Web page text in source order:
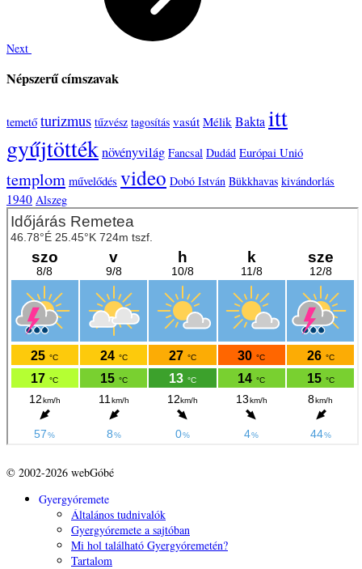
Next
Népszerű címszavak
temető turizmus tűzvész tagosítás vasút Mélik Bakta itt
gyűjtöttéknövényvilág Fancsal Dudád Európai Unió
templom művelődés video Dobó István Bükkhavas kivándorlás
1940 Alszeg
© 2002-2026 webGóbé
Gyergyóremete
Általános tudnivalók
Gyergyóremete a sajtóban
Mi hol található Gyergyóremetén?
Tartalom